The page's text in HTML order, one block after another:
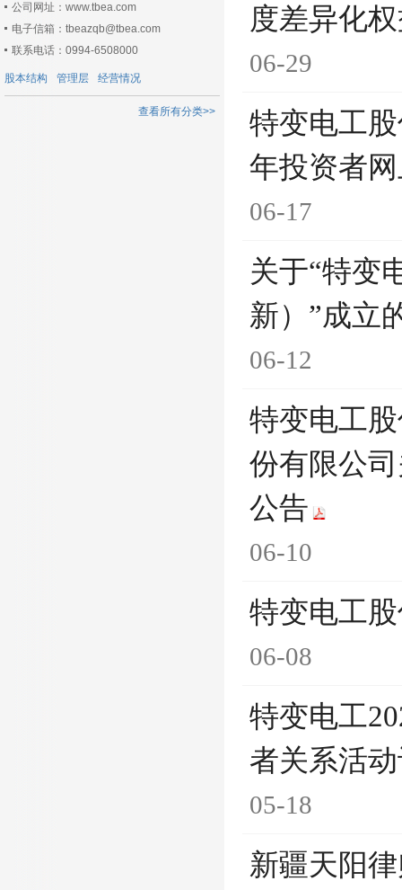
公司网址：www.tbea.com
电子信箱：tbeazqb@tbea.com
联系电话：0994-6508000
股本结构 管理层 经营情况
查看所有分类>>
度差异化
06-29
特变电工
年投资者
06-17
关于“特变
新）”成立
06-12
特变电工
份有限公
公告
06-10
特变电工
06-08
特变电工
者关系活
05-18
新疆天阳